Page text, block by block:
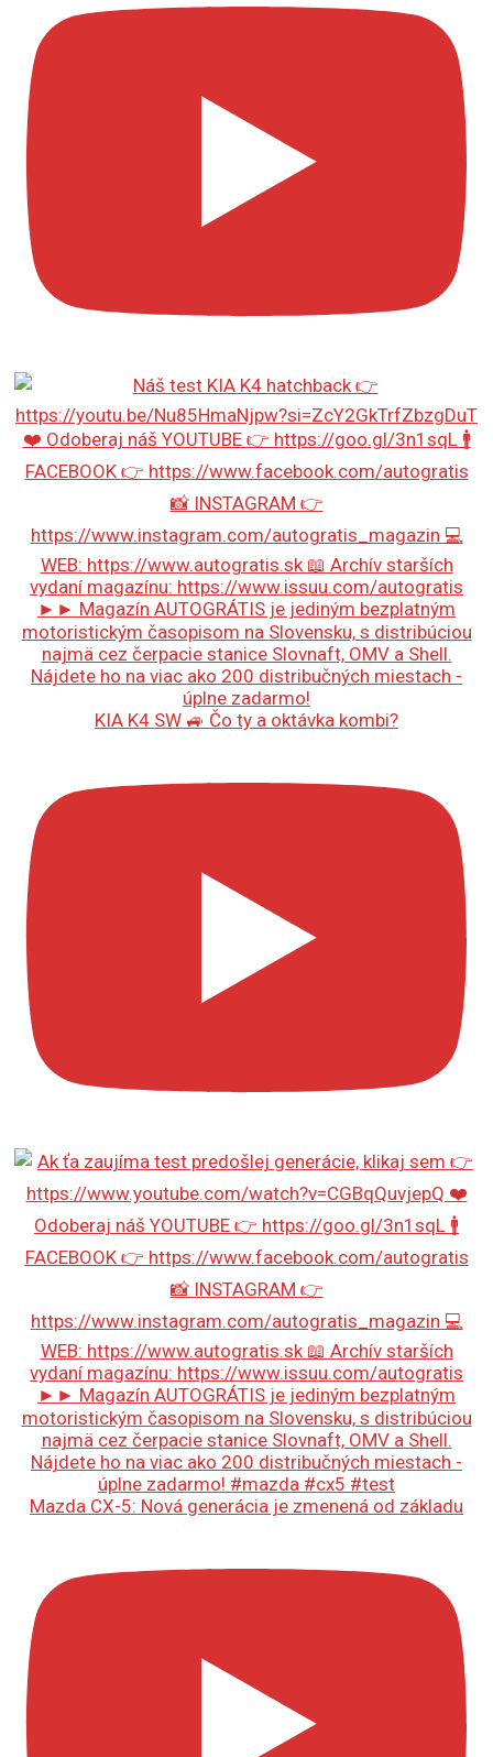
KIA K4 SW 🚙 Čo ty a oktávka kombi?
Mazda CX-5: Nová generácia je zmenená od základu